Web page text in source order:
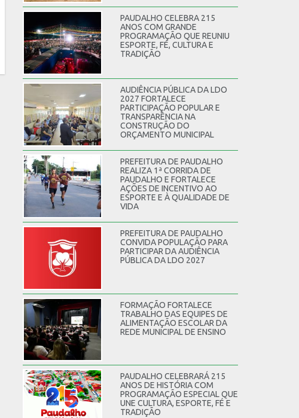
PAUDALHO CELEBRA 215
ANOS COM GRANDE
PROGRAMAÇÃO QUE REUNIU
ESPORTE, FÉ, CULTURA E
TRADIÇÃO
AUDIÊNCIA PÚBLICA DA LDO
2027 FORTALECE
PARTICIPAÇÃO POPULAR E
TRANSPARÊNCIA NA
CONSTRUÇÃO DO
ORÇAMENTO MUNICIPAL
PREFEITURA DE PAUDALHO
REALIZA 1ª CORRIDA DE
PAUDALHO E FORTALECE
AÇÕES DE INCENTIVO AO
ESPORTE E À QUALIDADE DE
VIDA
PREFEITURA DE PAUDALHO
CONVIDA POPULAÇÃO PARA
PARTICIPAR DA AUDIÊNCIA
PÚBLICA DA LDO 2027
FORMAÇÃO FORTALECE
TRABALHO DAS EQUIPES DE
ALIMENTAÇÃO ESCOLAR DA
REDE MUNICIPAL DE ENSINO
PAUDALHO CELEBRARÁ 215
ANOS DE HISTÓRIA COM
PROGRAMAÇÃO ESPECIAL QUE
UNE CULTURA, ESPORTE, FÉ E
TRADIÇÃO